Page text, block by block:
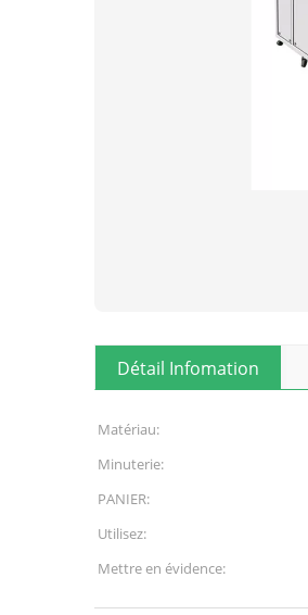
Détail Infomation
Matériau:
Minuterie:
PANIER:
Utilisez:
Mettre en évidence: